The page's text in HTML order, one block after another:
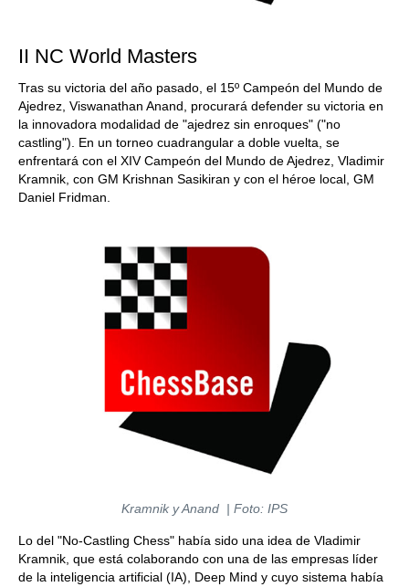
II NC World Masters
Tras su victoria del año pasado, el 15º Campeón del Mundo de
Ajedrez, Viswanathan Anand, procurará defender su victoria en
la innovadora modalidad de "ajedrez sin enroques" ("no
castling"). En un torneo cuadrangular a doble vuelta, se
enfrentará con el XIV Campeón del Mundo de Ajedrez, Vladimir
Kramnik, con GM Krishnan Sasikiran y con el héroe local, GM
Daniel Fridman.
Kramnik y Anand | Foto: IPS
Lo del "No-Castling Chess" había sido una idea de Vladimir
Kramnik, que está colaborando con una de las empresas líder
de la inteligencia artificial (IA), Deep Mind y cuyo sistema había